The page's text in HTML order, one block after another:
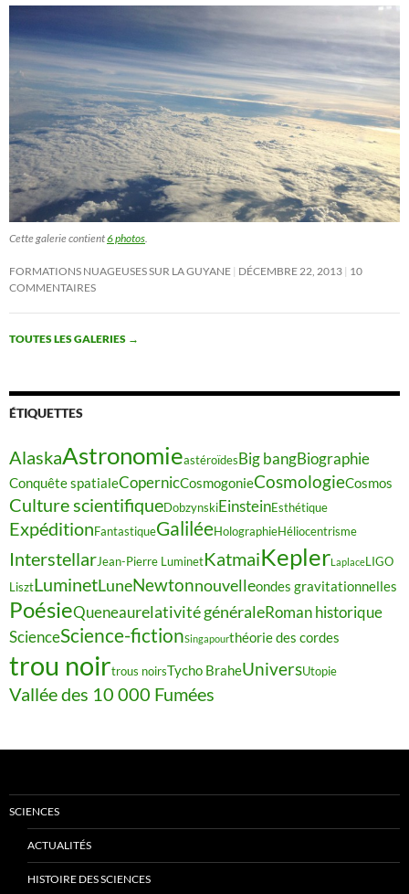
Cette galerie contient6 photos.
FORMATIONS NUAGEUSES SUR LA GUYANE DÉCEMBRE 22, 2013 10
COMMENTAIRES
TOUTES LES GALERIES →
ÉTIQUETTES
AlaskaAstronomieastéroïdes Big bangBiographie
Conquête spatialeCopernicCosmogonieCosmologieCosmos
Culture scientifiqueDobzynskiEinsteinEsthétique
ExpéditionFantastiqueGaliléeHolographieHéliocentrisme
InterstellarJean-Pierre LuminetKatmaiKeplerLaplaceLIGO
LisztLuminetLuneNewtonnouvelleondes gravitationnelles
PoésieQueneaurelativité généraleRoman historique
ScienceScience-fictionSingapourthéorie des cordes
trou noirtrous noirsTycho BraheUniversUtopie
Vallée des 10 000 Fumées
SCIENCES
ACTUALITÉS
HISTOIRE DES SCIENCES